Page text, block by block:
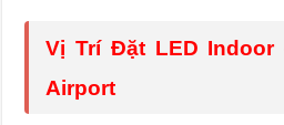
Vị Trí Đặt LED
Airport